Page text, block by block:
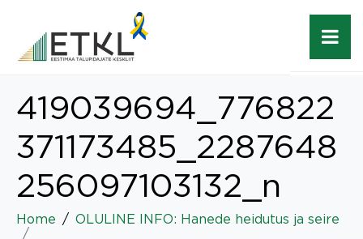
419039694_776822
371173485_2287648
256097103132_n
Home
OLULINE INFO: Hanede heidutus ja seire